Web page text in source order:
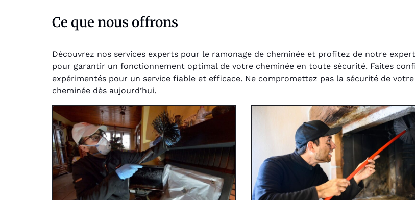
Ce que nous offrons
Découvrez nos services experts pour le ramonage de cheminée et profitez de notre
pour garantir un fonctionnement optimal de votre cheminée en toute sécurité. Faites
expérimentés pour un service fiable et efficace. Ne compromettez pas la sécurité de
cheminée dès aujourd’hui.